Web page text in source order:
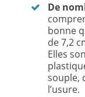
De
bonne
de 7,2
Elles
souple,
l’usure.